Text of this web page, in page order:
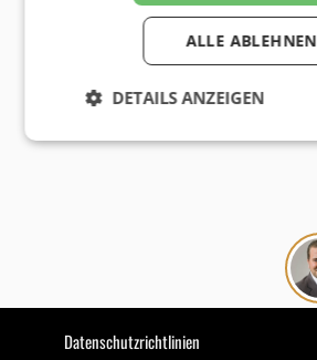
Datenschutzrichtlinien
ALLE ABLEHNEN
DETAILS ANZEIGEN